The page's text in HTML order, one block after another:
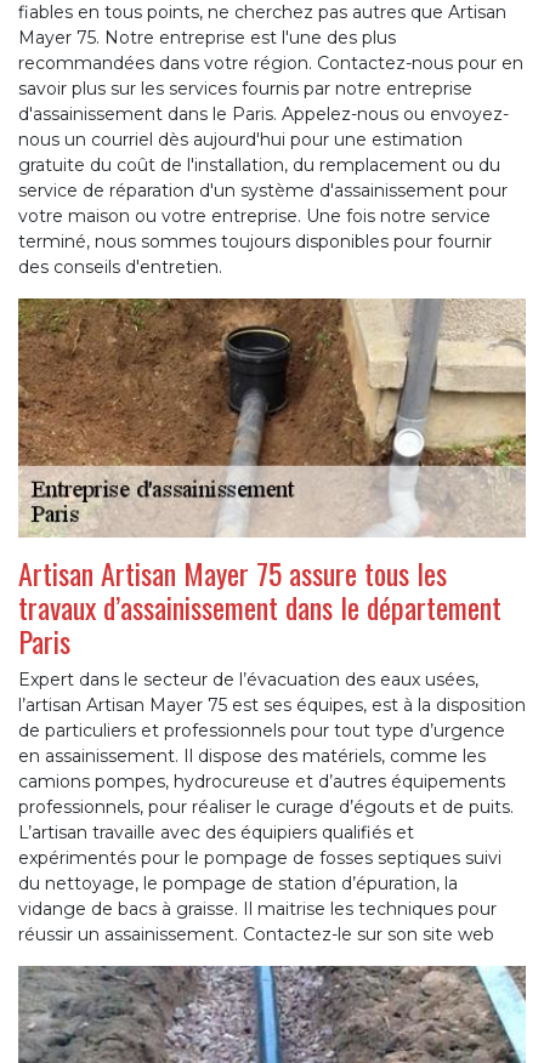
fiables en tous points, ne cherchez pas autres que Artisan
Mayer 75. Notre entreprise est l'une des plus
recommandées dans votre région. Contactez-nous pour en
savoir plus sur les services fournis par notre entreprise
d'assainissement dans le Paris. Appelez-nous ou envoyez-
nous un courriel dès aujourd'hui pour une estimation
gratuite du coût de l'installation, du remplacement ou du
service de réparation d'un système d'assainissement pour
votre maison ou votre entreprise. Une fois notre service
terminé, nous sommes toujours disponibles pour fournir
des conseils d'entretien.
Artisan Artisan Mayer 75 assure tous les
travaux d’assainissement dans le département
Paris
Expert dans le secteur de l’évacuation des eaux usées,
l’artisan Artisan Mayer 75 est ses équipes, est à la disposition
de particuliers et professionnels pour tout type d’urgence
en assainissement. Il dispose des matériels, comme les
camions pompes, hydrocureuse et d’autres équipements
professionnels, pour réaliser le curage d’égouts et de puits.
L’artisan travaille avec des équipiers qualifiés et
expérimentés pour le pompage de fosses septiques suivi
du nettoyage, le pompage de station d’épuration, la
vidange de bacs à graisse. Il maitrise les techniques pour
réussir un assainissement. Contactez-le sur son site web